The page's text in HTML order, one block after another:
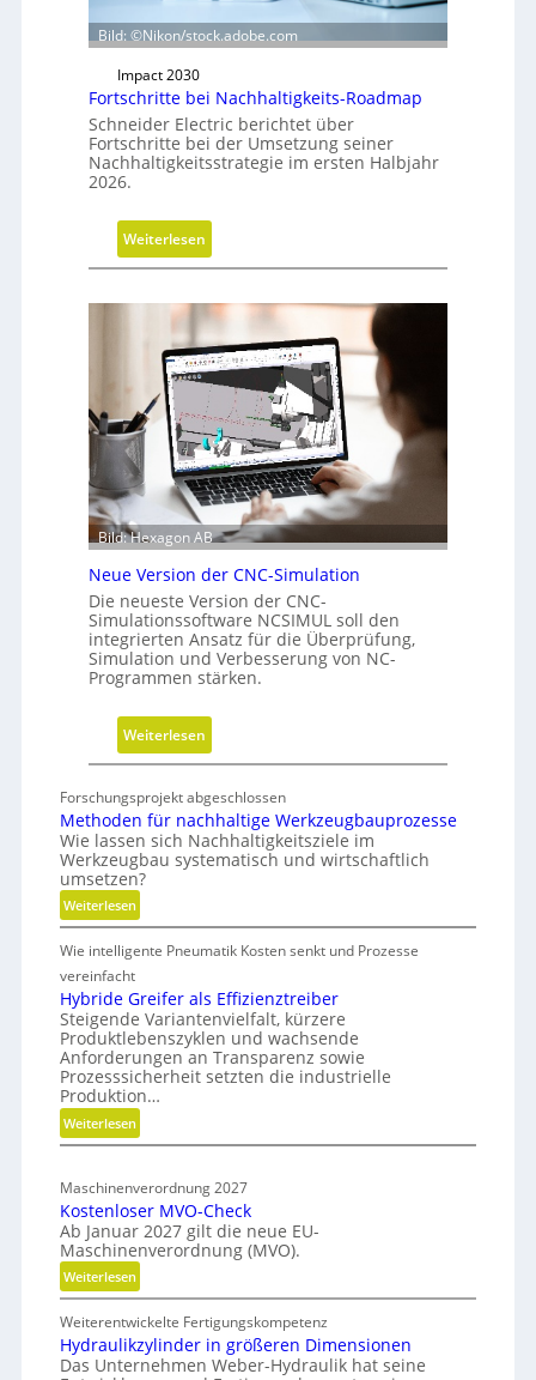
u
g
e
r
c
ä
f
t
s
f
ü
h
r
n
g
Bild: ©Nikon/stock.adobe.com
Impact 2030
Fortschritte bei Nachhaltigkeits-Roadmap
Schneider Electric berichtet über
Fortschritte bei der Umsetzung seiner
Nachhaltigkeitsstrategie im ersten Halbjahr
2026.
Weiterlesen
F
r
s
c
h
r
i
t
e
b
i
N
a
c
h
a
l
t
i
g
s
-
R
o
m
p
Bild: Hexagon AB
Neue Version der CNC-Simulation
Die neueste Version der CNC-
Simulationssoftware NCSIMUL soll den
integrierten Ansatz für die Überprüfung,
Simulation und Verbesserung von NC-
Programmen stärken.
Weiterlesen
N
u
e
V
s
i
n
d
e
r
-
S
i
m
a
t
Forschungsprojekt abgeschlossen
Methoden für nachhaltige Werkzeugbauprozesse
Wie lassen sich Nachhaltigkeitsziele im
Werkzeugbau systematisch und wirtschaftlich
umsetzen?
Weiterlesen:
M
e
h
o
d
e
n
f
ü
c
h
h
a
l
i
Wie intelligente Pneumatik Kosten senkt und Prozesse
vereinfacht
Hybride Greifer als Effizienztreiber
Steigende Variantenvielfalt, kürzere
Produktlebenszyklen und wachsende
Anforderungen an Transparenz sowie
Prozesssicherheit setzten die industrielle
Produktion…
Weiterlesen:
H
b
r
i
d
e
G
r
e
i
Maschinenverordnung 2027
Kostenloser MVO-Check
Ab Januar 2027 gilt die neue EU-
Maschinenverordnung (MVO).
Weiterlesen:
K
o
s
t
Weiterentwickelte Fertigungskompetenz
Hydraulikzylinder in größeren Dimensionen
Das Unternehmen Weber-Hydraulik hat seine